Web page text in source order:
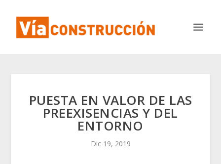
PUESTA EN VALOR DE LAS
PREEXISENCIAS Y DEL
ENTORNO
Dic 19, 2019